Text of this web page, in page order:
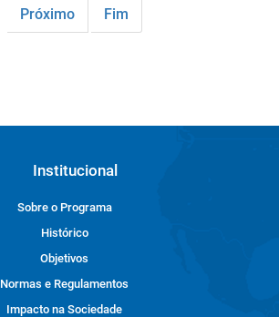
Próximo Fim
Institucional
Sobre o Programa
Histórico
Objetivos
Normas e Regulamentos
Impacto na Sociedade